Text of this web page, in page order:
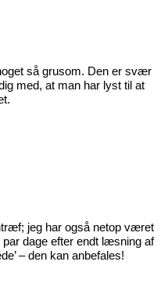
så grusom. Den er svær
med, at man har lyst til at
jeg har også netop været
dage efter endt læsning af
– den kan anbefales!